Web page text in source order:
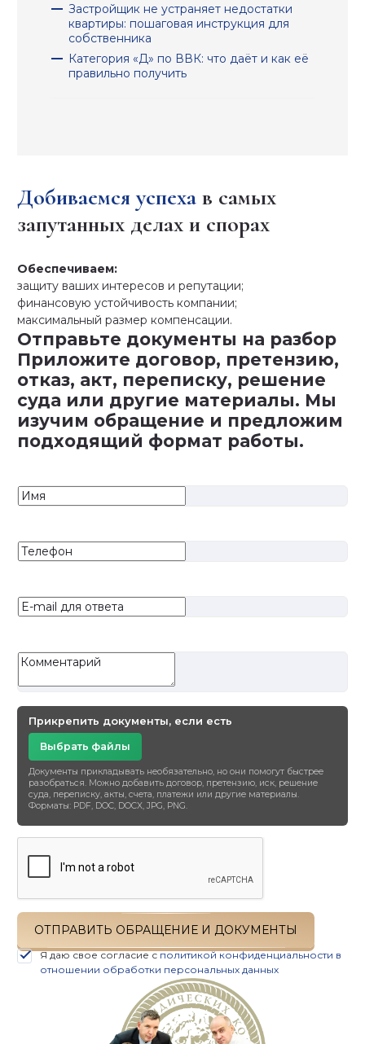
Застройщик не устраняет недостатки
квартиры: пошаговая инструкция для
собственника
Категория «Д» по ВВК: что даёт и как её
правильно получить
Добиваемся успеха в самых
запутанных делах и спорах
Обеспечиваем:
защиту ваших интересов и репутации;
финансовую устойчивость компании;
максимальный размер компенсации.
Отправьте документы на разбор
Приложите договор, претензию,
отказ, акт, переписку, решение
суда или другие материалы. Мы
изучим обращение и предложим
подходящий формат работы.
Прикрепить документы, если есть
Выбрать файлы
Документы прикладывать необязательно, но они помогут быстрее
разобраться. Можно добавить договор, претензию, иск, решение
суда, переписку, акты, счета, платежи или другие материалы.
Форматы: PDF, DOC, DOCX, JPG, PNG.
ОТПРАВИТЬ ОБРАЩЕНИЕ И ДОКУМЕНТЫ
Я даю свое согласие сполитикой конфиденциальности в
отношении обработки персональных данных